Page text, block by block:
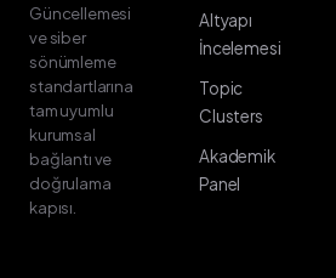
Güncellemesi
ve siber
sönümleme
standartlarına
tam uyumlu
kurumsal
bağlantı ve
doğrulama
kapısı.
Altyapı
İncelemesi
Topic
Clusters
Akademik
Panel